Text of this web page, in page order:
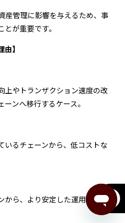
産管理に影響を与えるため、事
が重要です。
】
上やトランザクション速度の改
ンへ移行するケース。
いるチェーンから、低コストな
から、より安定した運用が可能menu